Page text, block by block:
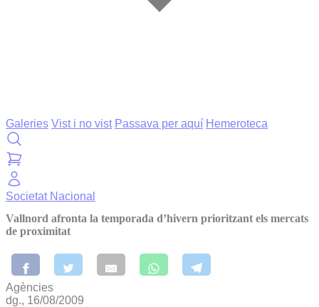
Galeries Vist i no vist Passava per aquí Hemeroteca
Societat Nacional
Vallnord afronta la temporada d’hivern prioritzant els mercats
de proximitat
Agències
dg., 16/08/2009